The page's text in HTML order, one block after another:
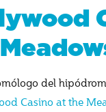
del
Casino at the